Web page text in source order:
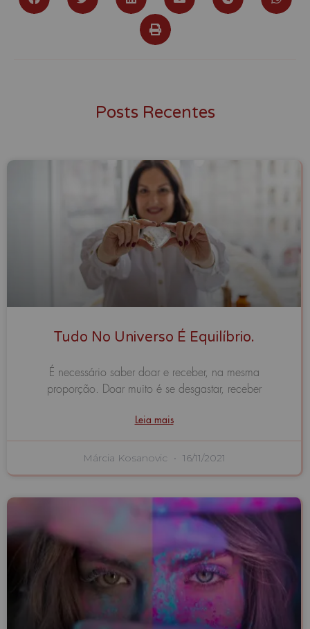
Posts Recentes
Tudo No Universo É Equilíbrio.
É necessário saber doar e receber, na mesma
proporção. Doar muito é se desgastar, receber
Leia mais
Márcia Kosanovic 16/11/2021